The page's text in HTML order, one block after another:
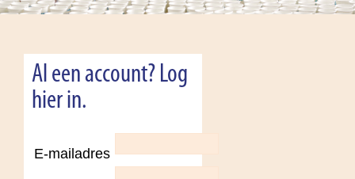
Al een account? Log
hier in.
E-mailadres